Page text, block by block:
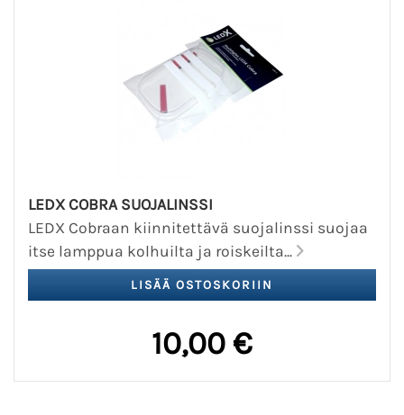
LEDX COBRA SUOJALINSSI
LEDX Cobraan kiinnitettävä suojalinssi suojaa
itse lamppua kolhuilta ja roiskeilta...
10,00 €